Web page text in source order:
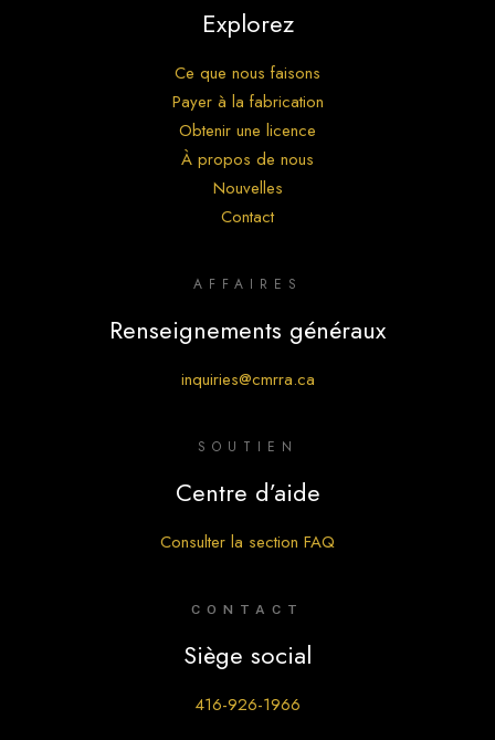
Explorez
Ce que nous faisons
Payer à la fabrication
Obtenir une licence
À propos de nous
Nouvelles
Contact
AFFAIRES
Renseignements généraux
inquiries@cmrra.ca
SOUTIEN
Centre d’aide
Consulter la section FAQ
CONTACT
Siège social
416-926-1966